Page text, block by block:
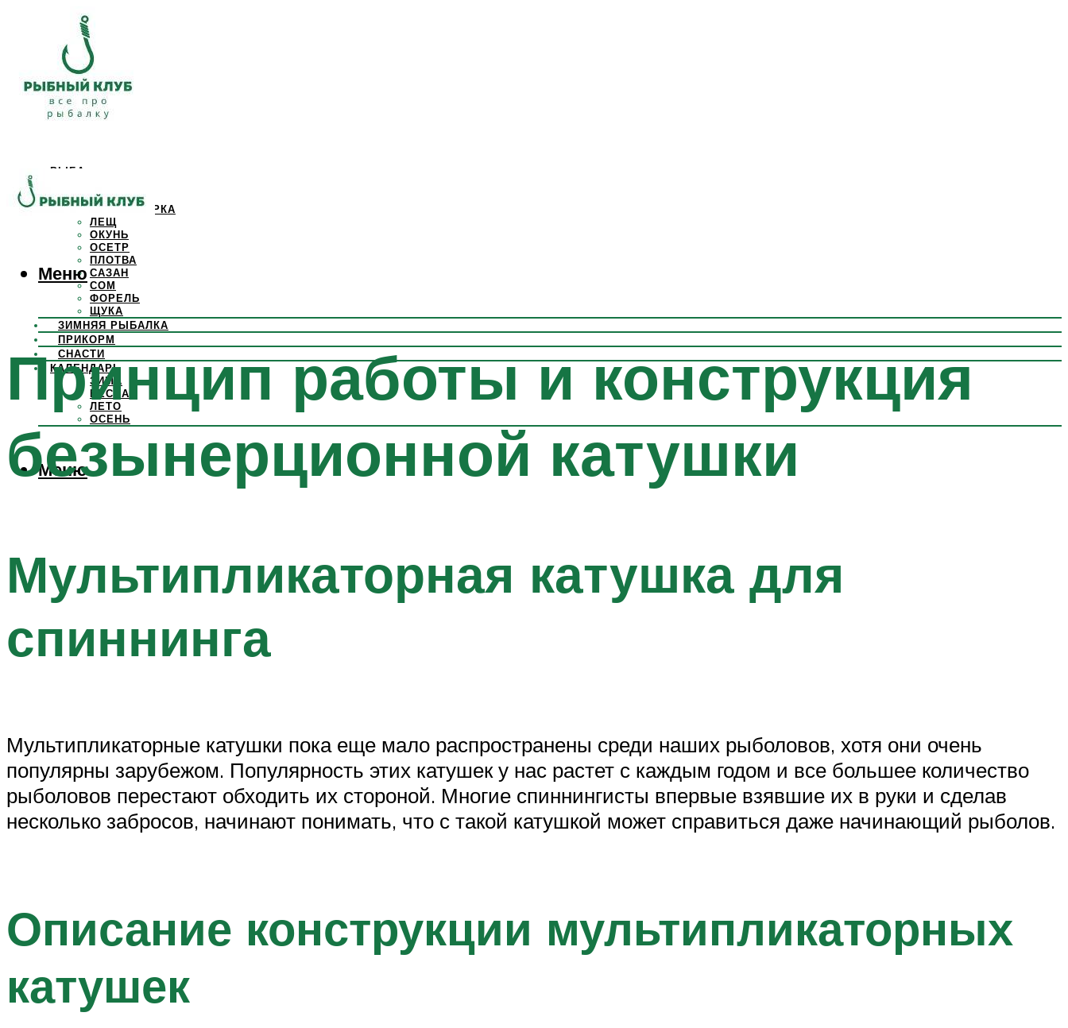
РЫБА
КАРП
КРАСНОПЕРКА
ЛЕЩ
ОКУНЬ
ОСЕТР
ПЛОТВА
САЗАН
СОМ
ФОРЕЛЬ
ЩУКА
ЗИМНЯЯ РЫБАЛКА
ПРИКОРМ
СНАСТИ
КАЛЕНДАРЬ
ЗИМА
ВЕСНА
ЛЕТО
ОСЕНЬ
Меню
Меню
Принцип работы и конструкция
безынерционной катушки
Мультипликаторная катушка для
спиннинга
Мультипликаторные катушки пока еще мало распространены среди наших рыболовов, хотя они очень
популярны зарубежом. Популярность этих катушек у нас растет с каждым годом и все большее количество
рыболовов перестают обходить их стороной. Многие спиннингисты впервые взявшие их в руки и сделав
несколько забросов, начинают понимать, что с такой катушкой может справиться даже начинающий рыболов.
Описание конструкции мультипликаторных
катушек